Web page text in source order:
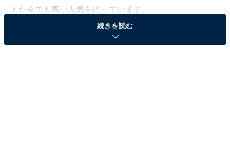
えた今でも高い人気を誇っています。
All About ニュース編集部は3月7日～7月18日の期間、全
続きを読む